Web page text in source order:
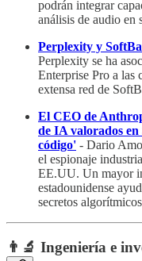
podrán integrar
análisis de audio en
Perplexity y
Perplexity se ha
Enterprise Pro a las
extensa red de
El CEO de
de IA valorados en
código' - Dario
el espionaje
EE.UU. Un mayor
estadounidense
secretos
👨‍🔬 Ingeniería e